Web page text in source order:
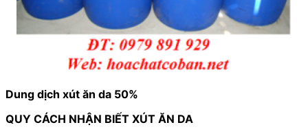
Dung dịch xút ăn da 50%
QUY CÁCH NHẬN BIẾT XÚT ĂN DA